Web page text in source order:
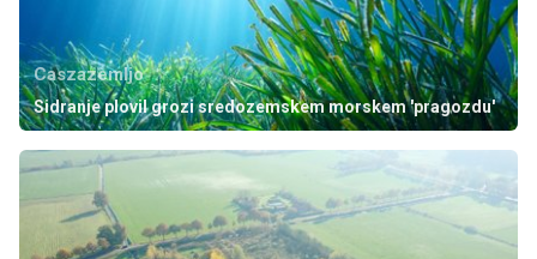
Caszazemljo
Sidranje plovil grozi sredozemskem morskem 'pragozdu'